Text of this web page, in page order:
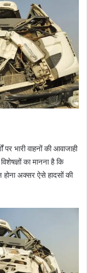
भारी वाहनों की आवाजाही
का मानना है कि
अक्सर ऐसे हादसों की